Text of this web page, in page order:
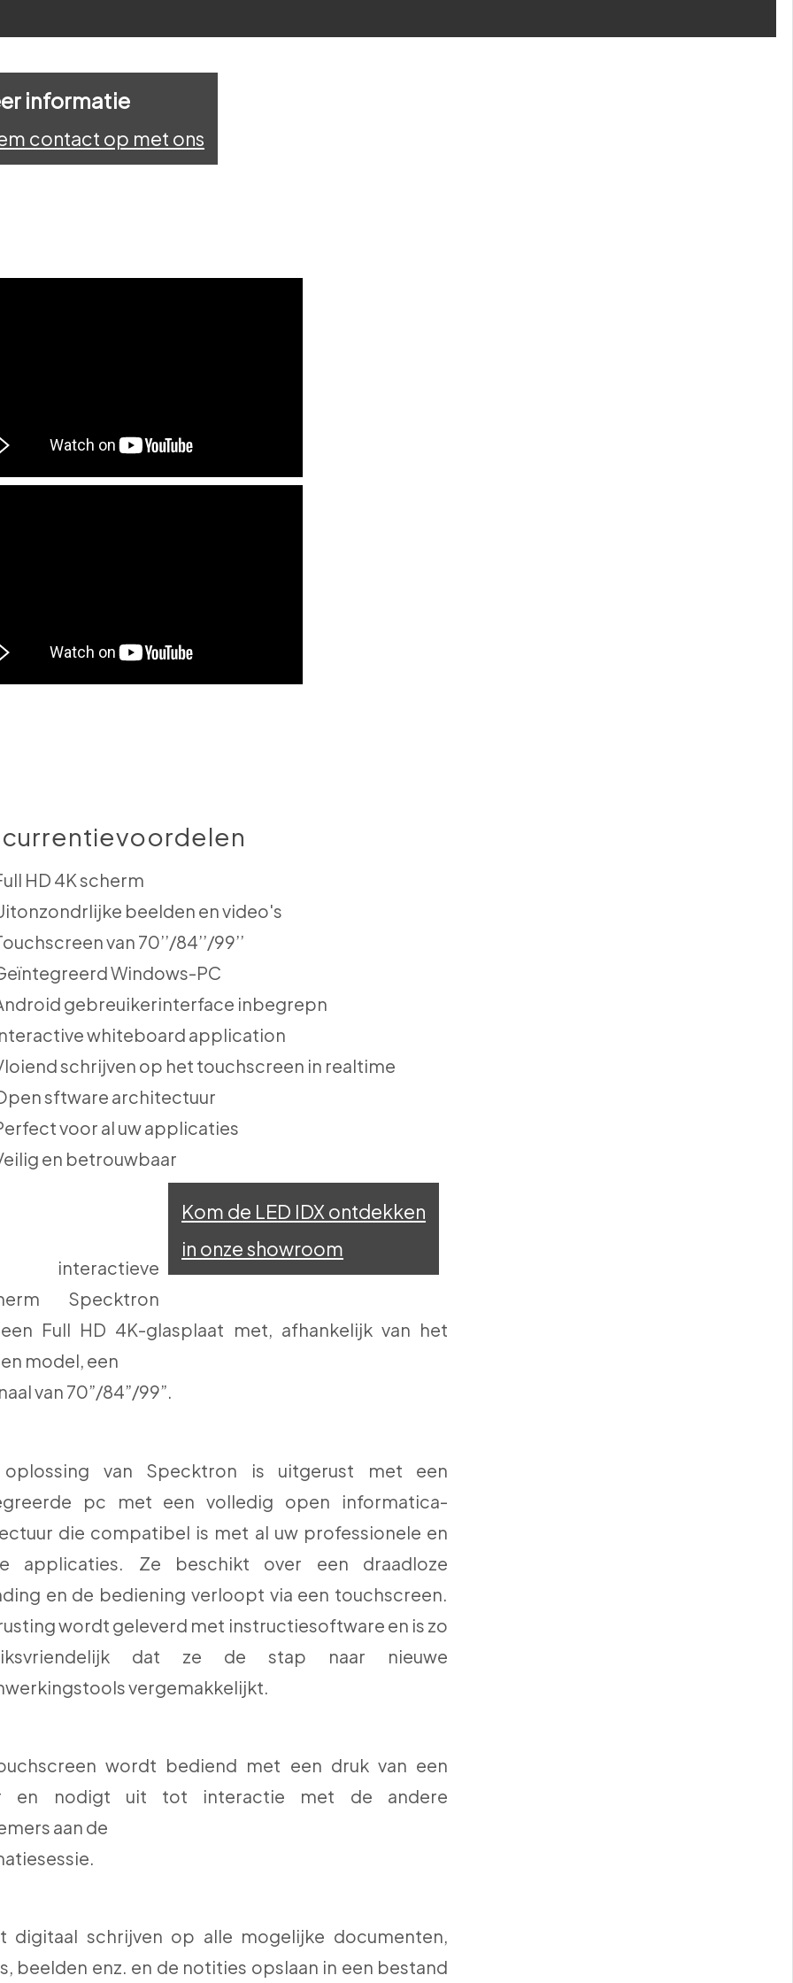
informatie
contact op met ons
HD 4K scherm
beelden en video's
van 70’’/84’’/99’’
Windows-PC
gebreuikerinterface inbegrepn
whiteboard application
schrijven op het touchscreen in realtime
sftware architectuur
voor al uw applicaties
en betrouwbaar
Kom de LED IDX ontdekken
in onze showroom
Specktron
Full HD 4K-glasplaat met, afhankelijk van het
model, een
van 70”/84”/99”.
oplossing van Specktron is uitgerust met een
pc met een volledig open informatica-
die compatibel is met al uw professionele en
applicaties. Ze beschikt over een draadloze
en de bediening verloopt via een touchscreen.
wordt geleverd met instructiesoftware en is zo
dat ze de stap naar nieuwe
vergemakkelijkt.
wordt bediend met een druk van een
en nodigt uit tot interactie met de andere
aan de
digitaal schrijven op alle mogelijke documenten,
beelden enz. en de notities opslaan in een bestand